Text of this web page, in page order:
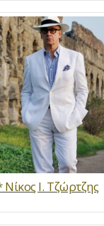
Ι. Τζώρτζης